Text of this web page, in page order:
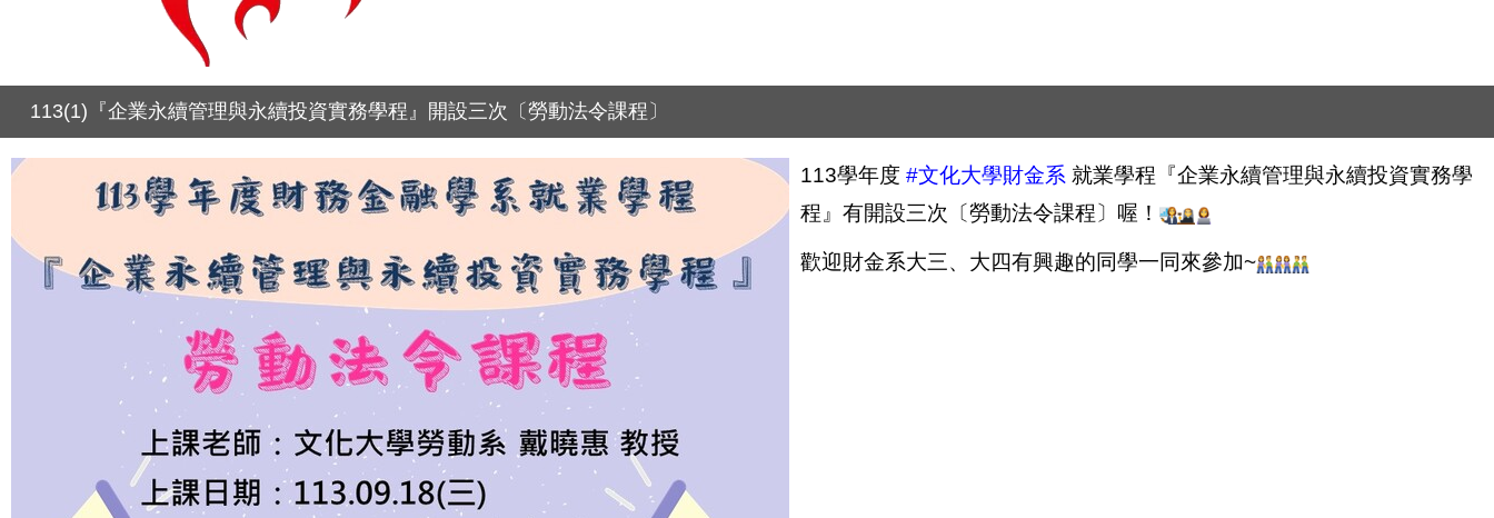
113(1)『企業永續管理與永續投資實務學程』開設三次〔勞動法令課程〕
113學年度 #文化大學財金系 就業學程『企業永續管理與永續投資實務學
程』有開設三次〔勞動法令課程〕喔！
歡迎財金系大三、大四有興趣的同學一同來參加~